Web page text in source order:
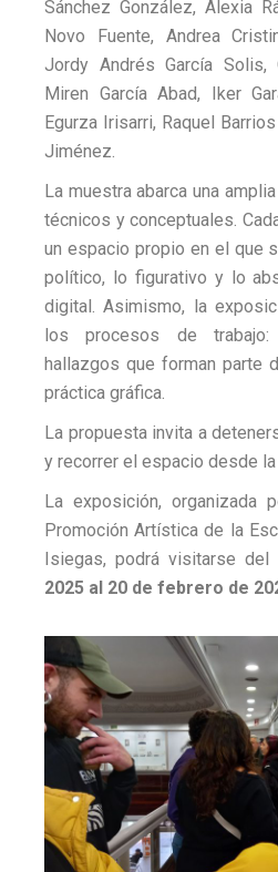
Sánchez González, Alexia
Novo Fuente, Andrea
Jordy Andrés García Solis,
Miren García Abad, Iker
Egurza Irisarri, Raquel
Jiménez
La muestra abarca una
técnicos y conceptuales.
un espacio propio en el que
político, lo figurativo y lo
digital. Asimismo, la
los procesos de
hallazgos que forman parte
práctica gráfica.
La propuesta invita a
y recorrer el espacio desde la
La exposición, organizada
Promoción Artística de la
Isiegas, podrá visitarse del
2025 al 20 de febrero de